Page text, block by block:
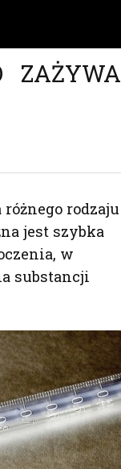
ZAŻYWA
rodzaju
jest szybka
w
substancji